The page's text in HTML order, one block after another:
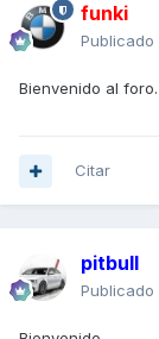
funki
Publicado
Bienvenido al foro.
Citar
pitbull
Publicado